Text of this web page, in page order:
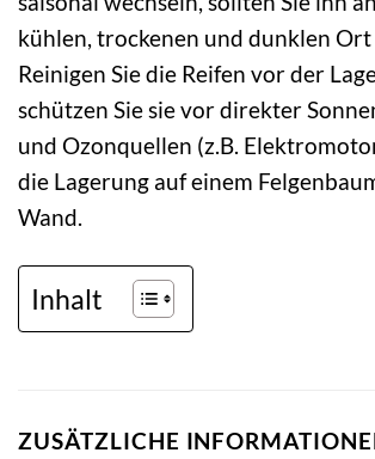
kühlen, trockenen und dunklen Ort
Reinigen Sie die Reifen vor der
schützen Sie sie vor direkter
und Ozonquellen (z.B.
die Lagerung auf einem
Wand.
Inhalt
ZUSÄTZLICHE